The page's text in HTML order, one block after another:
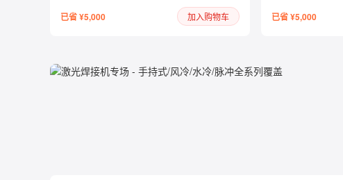
已省 ¥5,000 加入购物车 已省 ¥5,000